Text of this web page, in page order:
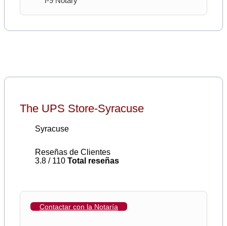
The UPS Store-Syracuse
Syracuse
Reseñas de Clientes
3.8 / 110 Total reseñas
Contactar con la Notaría